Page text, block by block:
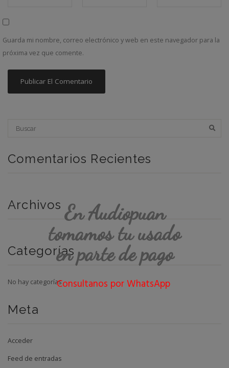
Guarda mi nombre, correo electrónico y web en este navegador para la
próxima vez que comente.
Comentarios Recientes
Archivos
Categorías
No hay categorías
Meta
Acceder
Feed de entradas
En Audiopuan
tomamos tu usado
en parte de pago
Consultanos por WhatsApp